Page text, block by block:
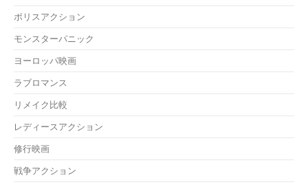
ポリスアクション
モンスターパニック
ヨーロッパ映画
ラブロマンス
リメイク比較
レディースアクション
修行映画
戦争アクション